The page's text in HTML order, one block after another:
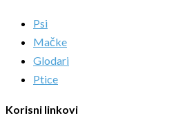
Psi
Mačke
Glodari
Ptice
Korisni linkovi